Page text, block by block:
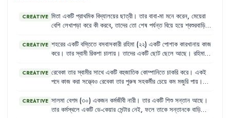
CREATIVE মিতা একটি প্রাথমিক বিদ্যালয়ের ছাত্রী। তার বাবা-মা মনে করেন, মেয়েরা
বেশি লেখাপড়া করে কী করবে, তাদের তো শেষ পর্যন্ত বিয়ে হয়ে শ্বশুরবাড়ি
CREATIVE শহরের একটি বস্তিতে বসবাসকারী রহিমা (২২) একটি পোশাক কারখানায় কাজ
করে । তার স্বামী রিকশা চালায় । তাদের একটি ছোট ছেলে আছে । রহিমার
নয়। কিন্তু রহিমার আয় ছাড়া তাদের সংসার চালানো কঠিন।
CREATIVE রেবেকা তার স্বামীর সাথে একটি বহুজাতিক কোম্পানিতে চাকরি করে । একই
পদে কাজ করা সত্ত্বেও রেবেকা তার পুরুষ সহকর্মীর চেয়ে কম মজুরি পায় ।
এই পরিমাণ মজুরিই যথেষ্ট।'
CREATIVE সালমা বেগম (৩০) একজন কর্মজীবী নারী। তার একটি শিশু সন্তান আছে ।
তার কর্মস্থলে একটি ডে-কেয়ার সেন্টার নেই, ফলে তাকে সন্তানকে বাড়িতে